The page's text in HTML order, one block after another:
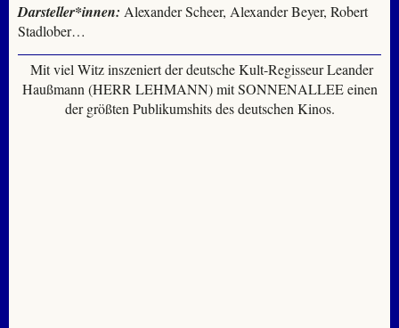
Darsteller*innen: Alexander Scheer, Alexander Beyer, Robert
Stadlober…
Mit viel Witz inszeniert der deutsche Kult-Regisseur Leander
Haußmann (HERR LEHMANN) mit SONNENALLEE einen
der größten Publikumshits des deutschen Kinos.